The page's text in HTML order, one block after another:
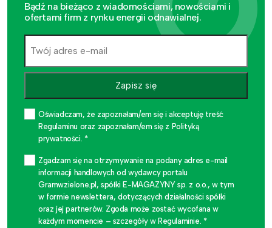
Bądź na bieżąco z wiadomościami, nowościami i
ofertami firm z rynku energii odnawialnej.
Zapisz się
Oświadczam, że zapoznałam/em się i akceptuję treść
Regulaminu oraz zapoznałam/em się z Polityką
prywatności. *
Zgadzam się na otrzymywanie na podany adres e-mail
informacji handlowych od wydawcy portalu
Gramwzielone.pl, spółki E-MAGAZYNY sp. z o.o., w tym
w formie newslettera, dotyczących działalności spółki
oraz jej partnerów. Zgoda może zostać wycofana w
każdym momencie – szczegóły w Regulaminie. *